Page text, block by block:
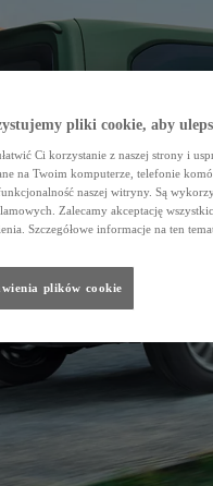
pliki cookie, aby
Ci korzystanie z naszej strony i
na Twoim komputerze, telefonie
naszej witryny. Są
Zalecamy akceptację
Szczegółowe informacje na ten
plików cookie